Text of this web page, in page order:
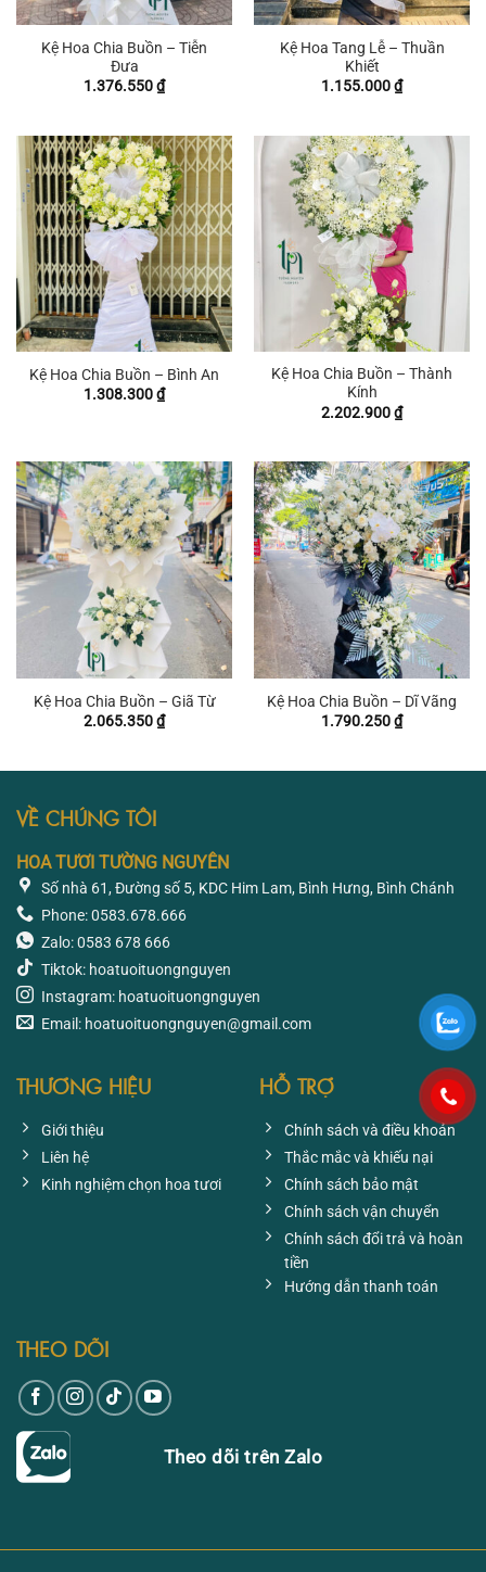
Kệ Hoa Chia Buồn – Tiễn
Đưa
1.376.550₫
Kệ Hoa Tang Lễ – Thuần
Khiết
1.155.000₫
Kệ Hoa Chia Buồn – Bình An
1.308.300₫
Kệ Hoa Chia Buồn – Thành
Kính
2.202.900₫
Kệ Hoa Chia Buồn – Giã Từ
2.065.350₫
Kệ Hoa Chia Buồn – Dĩ Vãng
1.790.250₫
VỀ CHÚNG TÔI
HOA TƯƠI TƯỜNG NGUYÊN
Số nhà 61, Đường số 5, KDC Him Lam, Bình Hưng, Bình Chánh
Phone: 0583.678.666
Zalo: 0583 678 666
Tiktok: hoatuoituongnguyen
Instagram: hoatuoituongnguyen
Email: hoatuoituongnguyen@gmail.com
THƯƠNG HIỆU
Giới thiệu
Liên hệ
Kinh nghiệm chọn hoa tươi
HỖ TRỢ
Chính sách và điều khoản
Thắc mắc và khiếu nại
Chính sách bảo mật
Chính sách vận chuyển
Chính sách đổi trả và hoàn
tiền
Hướng dẫn thanh toán
THEO DÕI
Theo dõi trên Zalo